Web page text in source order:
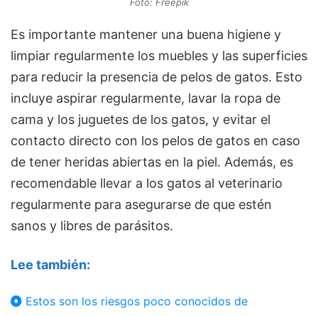
Es importante mantener una buena higiene y
limpiar regularmente los muebles y las superficies
para reducir la presencia de pelos de gatos. Esto
incluye aspirar regularmente, lavar la ropa de
cama y los juguetes de los gatos, y evitar el
contacto directo con los pelos de gatos en caso
de tener heridas abiertas en la piel. Además, es
recomendable llevar a los gatos al veterinario
regularmente para asegurarse de que estén
sanos y libres de parásitos.
Lee también:
Estos son los riesgos poco conocidos de